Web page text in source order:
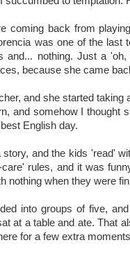
coming back from
was one of the
and... nothing. Just a
because she came
and she started
and somehow I thought
English day.
and the kids 'read'
rules, and it was
nothing when they were
into groups of five,
at a table and ate. That
for a few extra